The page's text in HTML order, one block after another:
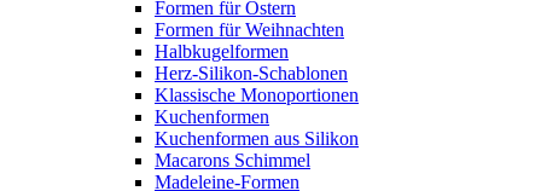
Formen für Ostern
Formen für Weihnachten
Halbkugelformen
Herz-Silikon-Schablonen
Klassische Monoportionen
Kuchenformen
Kuchenformen aus Silikon
Macarons Schimmel
Madeleine-Formen